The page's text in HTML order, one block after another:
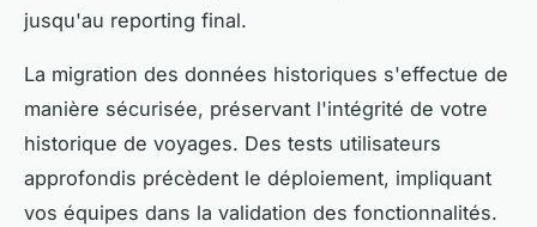
jusqu'au reporting final.
La migration des données historiques s'effectue de
manière sécurisée, préservant l'intégrité de votre
historique de voyages. Des tests utilisateurs
approfondis précèdent le déploiement, impliquant
vos équipes dans la validation des fonctionnalités.